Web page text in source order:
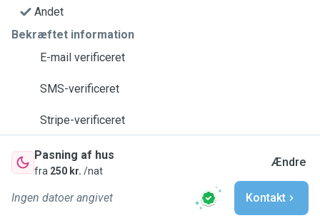
Andet
Bekræftet information
E-mail verificeret
SMS-verificeret
Stripe-verificeret
Pasning af hus
fra 250 kr. /nat
Ændre
Ingen datoer angivet Kontakt